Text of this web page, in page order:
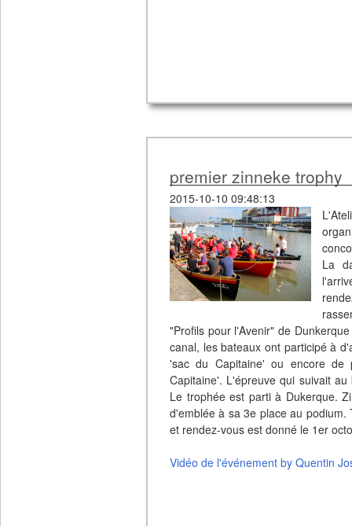
premier zinneke trophy
2015-10-10 09:48:13
La
"Profils pour l'Avenir" de
canal, les bateaux ont participé à
'sac du Capitaine' ou encore
Capitaine'. L'épreuve qui suivait
Le trophée est parti à Dukerque.
d'emblée à sa 3e place au
et rendez-vous est donné le 1er
Vidéo de l'événement by Quentin